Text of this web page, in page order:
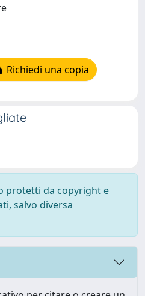
Richiedi una copia
protetti da copyright e
salvo diversa